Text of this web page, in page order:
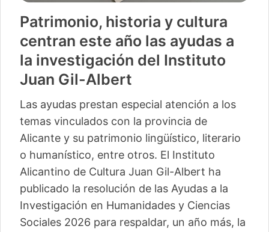
Patrimonio, historia y cultura
centran este año las ayudas a
la investigación del Instituto
Juan Gil-Albert
Las ayudas prestan especial atención a los
temas vinculados con la provincia de
Alicante y su patrimonio lingüístico, literario
o humanístico, entre otros. El Instituto
Alicantino de Cultura Juan Gil-Albert ha
publicado la resolución de las Ayudas a la
Investigación en Humanidades y Ciencias
Sociales 2026 para respaldar, un año más, la